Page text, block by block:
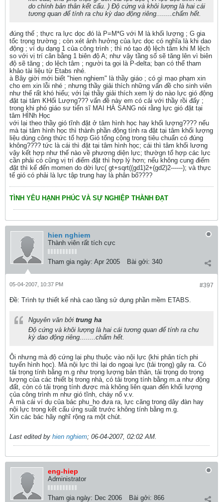
do chính bản thân kết cấu. ) Độ cứng và khôi lượng là hai cái
tương quan để tính ra chu kỳ dao động riêng........chấm hết.
đúng thế ; thực ra lực dọc đó là P=M*G với M là khối lượng ; G gia
tốc trọng trường ; còn xét ảnh hưởng của lực dọc có nghĩa là khi dao
động ; ví dụ dạng 1 của công trình ; thì nó tạo độ lệch tâm khi M lệch
so với vị trí cân bằng 1 biên độ A; như vậy tầng số sẽ tăng lên vì biên
độ sẽ tăng ; do lệch tâm ; người ta gọi là P-delta; bạn có thể tham
khảo tài liệu từ Etabs nhé.
à Bây giời mới biết "hien nghiem" là thầy giáo ; có gì mạo phạm xin
cho em xin lỗi nhé ; nhưng thầy giải thích những vấn đề cho sinh viên
như thế rất khó hiểu; với lại thầy giải thích xem lý do nào lực gió động
đặt tại tâm KHối Lượng??? vấn đề này em có cải với thầy rồi đấy ;
trong khi phó giáo sư tiến sĩ MAI HÀ SANG nói rằng lực gió đặt tại
tâm HÌNh Học
với lại theo thầy gió tĩnh đặt ở tâm hình học hay khối lượng???? nếu
mà tại tâm hình học thì thành phần động tính ra đặt tại tâm khối lượng
liệu dùng công thức tổ hợp Gió tổng cộng trong tiêu chuẩn có đúng
không???? tức là cái thì đặt tại tâm hình học; cái thì tâm khối lương
vậy kết hợp như thế nào về phương diện lực; thườgn tổ hợp các lực
cần phải có cũng vị trí điểm đặt thì hợp lý hơn; nếu không cung điểm
đặt thì kể đến momen do dời lực( gt+sqrt((gd1)2+(gd2)2------); và thực
tế gió có phải là lực tập trung hay là phân bố????
TÌNH YÊU HẠNH PHÚC VÀ SỰ NGHIỆP THÀNH ĐẠT
hien nghiem
Thành viên rất tích cực
Tham gia ngày: Apr 2005 Bài gởi: 340
#397
05-04-2007, 10:37 PM
Ðề: Trình tự thiết kế nhà cao tầng sử dụng phần mềm ETABS.
Nguyên văn bởi trung ha
Độ cứng và khôi lượng là hai cái tương quan để tính ra chu
kỳ dao động riêng........chấm hết.
Ôi nhưng mà độ cứng lại phụ thuộc vào nội lực (khi phân tích phi
tuyến hình học). Mà nội lực thì lại do ngoại lực (tải trọng) gây ra. Có
tải trọng tính bằng m.g như trọng lượng bản thân, tải trọng do trọng
lượng của các thiết bị trong nhà, có tải trọng tính bằng m.a như động
đất, còn có tải trọng tính được mà không liên quan đến khối lượng
của công trình m như gió tĩnh, cháy nổ v.v.
À mà cái ví dụ của bác phu_ho đưa ra, lực căng trong dây đàn hay
nội lực trong kết cấu ứng suất trước không tính bằng m.g.
Xin các bác hãy nghĩ rộng ra một chút.
Last edited by hien nghiem; 06-04-2007, 02:02 AM.
eng-hiep
Administrator
Tham gia ngày: Dec 2006 Bài gởi: 866